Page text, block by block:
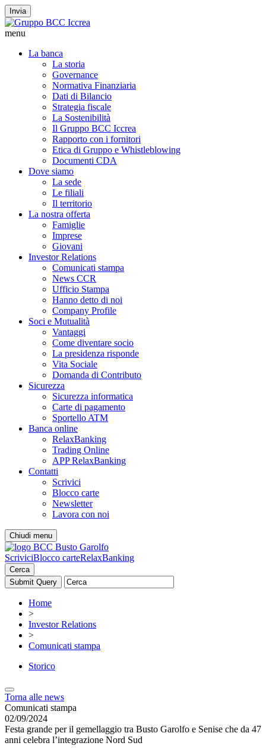
Invia
menu
La banca
La storia
Governance
Normativa Finanziaria
Dati di Bilancio
Strategia fiscale
La Sostenibilità
Il Gruppo BCC Iccrea
Rapporto con i fornitori
Etica di Gruppo e Whistleblowing
Documenti CDA
Dove siamo
La sede
Le filiali
Il territorio
La nostra offerta
Famiglie
Imprese
Giovani
Investor Relations
Comunicati stampa
News CCR
Ufficio Stampa
Hanno detto di noi
Company Profile
Soci e Mutualità
Vantaggi
Come diventare socio
La presidenza risponde
Vita Sociale
Domanda di Contributo
Sicurezza
Sicurezza informatica
Carte di pagamento
Sportello ATM
Banca online
RelaxBanking
Trading Online
APP RelaxBanking
Contatti
Scrivici
Blocco carte
Newsletter
Lavora con noi
Chiudi menu
ScriviciBlocco carteRelaxBanking
Cerca
Home
>
Investor Relations
>
Comunicati stampa
Storico
Torna alle news
Comunicati stampa
02/09/2024
Festa grande per il gemellaggio tra Busto Garolfo e Senise che da 47
anni celebra l’integrazione Nord Sud